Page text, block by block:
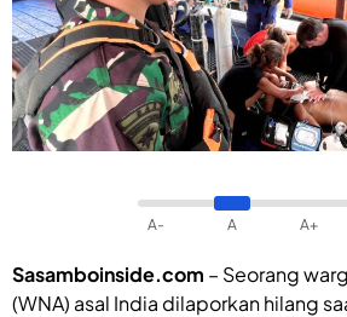
A- A A+
Sasamboinside.com – Seorang
(WNA) asal India dilaporkan hilang